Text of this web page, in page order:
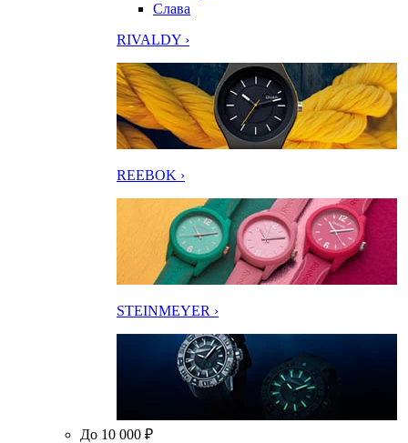
Слава
RIVALDY ›
REEBOK ›
STEINMEYER ›
До 10 000 ₽